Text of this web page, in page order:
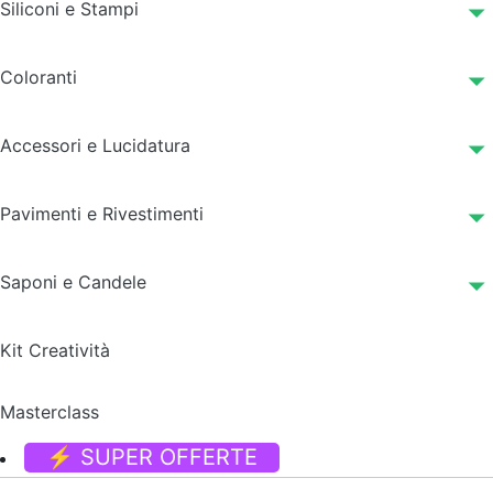
Siliconi e Stampi
Coloranti
Accessori e Lucidatura
Pavimenti e Rivestimenti
Saponi e Candele
Kit Creatività
Masterclass
⚡ SUPER OFFERTE